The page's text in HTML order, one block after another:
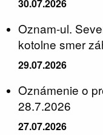
30.07.2026
Oznam-ul.
kotolne smer
29.07.2026
Oznámenie o
28.7.2026
27.07.2026